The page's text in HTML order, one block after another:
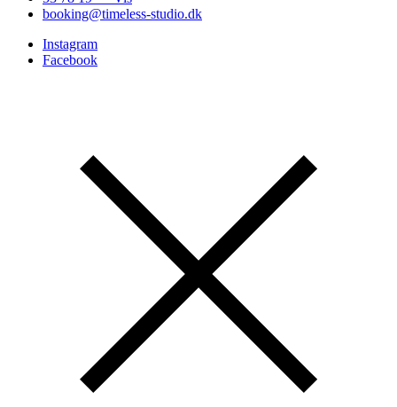
booking@timeless-studio.dk
Instagram
Facebook